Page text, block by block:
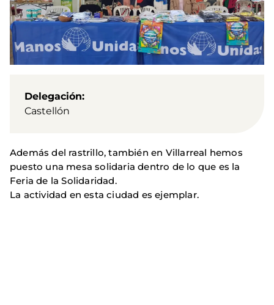
Delegación
Castellón
Además del rastrillo, también en Villarreal hemos
puesto una mesa solidaria dentro de lo que es la
Feria de la Solidaridad.
La actividad en esta ciudad es ejemplar.